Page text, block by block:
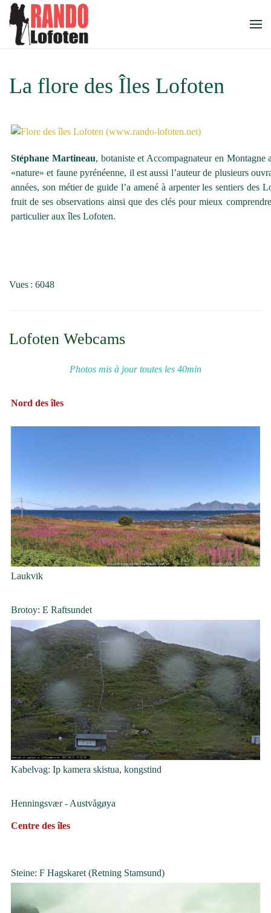
Accéder au contenu principal
La flore des Îles Lofoten
Stéphane Martineau, botaniste et Accompagnateur en
«nature» et faune pyrénéenne, il est aussi l’auteur de plusieurs
années, son métier de guide l’a amené à arpenter les sentiers
fruit de ses observations ainsi que des clés pour mieux
particulier aux îles Lofoten.
Vues : 6048
Lofoten Webcams
Photos mis à jour toutes les 40min
Nord des îles
Laukvik
Brotoy: E Raftsundet
Kabelvag: Ip kamera skistua, kongstind
Henningsvær - Austvågøya
Centre des îles
Steine: F Hagskaret (Retning Stamsund)